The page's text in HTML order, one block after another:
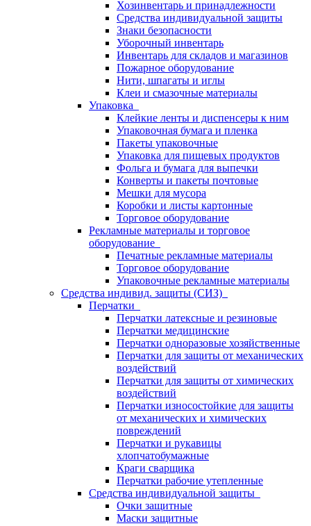
Хозинвентарь и принадлежности
Средства индивидуальной защиты
Знаки безопасности
Уборочный инвентарь
Инвентарь для складов и магазинов
Пожарное оборудование
Нити, шпагаты и иглы
Клеи и смазочные материалы
Упаковка
Клейкие ленты и диспенсеры к ним
Упаковочная бумага и пленка
Пакеты упаковочные
Упаковка для пищевых продуктов
Фольга и бумага для выпечки
Конверты и пакеты почтовые
Мешки для мусора
Коробки и листы картонные
Торговое оборудование
Рекламные материалы и торговое
оборудование
Печатные рекламные материалы
Торговое оборудование
Упаковочные рекламные материалы
Средства индивид. защиты (СИЗ)
Перчатки
Перчатки латексные и резиновые
Перчатки медицинские
Перчатки одноразовые хозяйственные
Перчатки для защиты от механических
воздействий
Перчатки для защиты от химических
воздействий
Перчатки износостойкие для защиты
от механических и химических
повреждений
Перчатки и рукавицы
хлопчатобумажные
Краги сварщика
Перчатки рабочие утепленные
Средства индивидуальной защиты
Очки защитные
Маски защитные